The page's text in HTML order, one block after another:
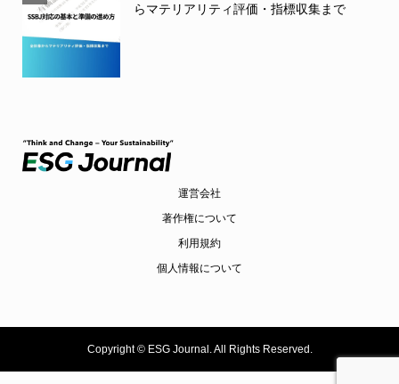
らマテリアリティ評価・指標収集まで
運営会社
著作権について
利用規約
個人情報について
Copyright ©ESG Journal. All Rights Reserved.